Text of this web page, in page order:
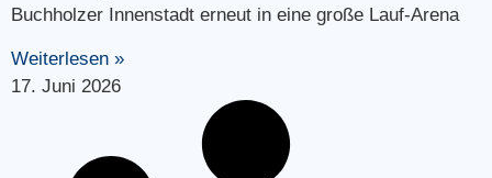
Buchholzer Innenstadt erneut in eine große Lauf-Arena
Weiterlesen »
17. Juni 2026